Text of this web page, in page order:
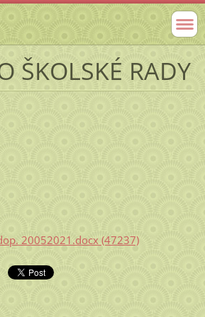
ŠKOLSKÉ RADY
20052021.docx (47237)